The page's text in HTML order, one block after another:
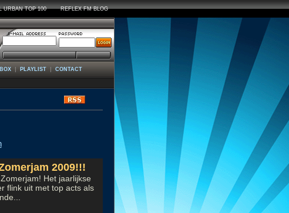
URBAN TOP 100 REFLEX FM BLOG
| PLAYLIST | CONTACT
2009!!!
Het jaarlijkse
flink uit met top acts als